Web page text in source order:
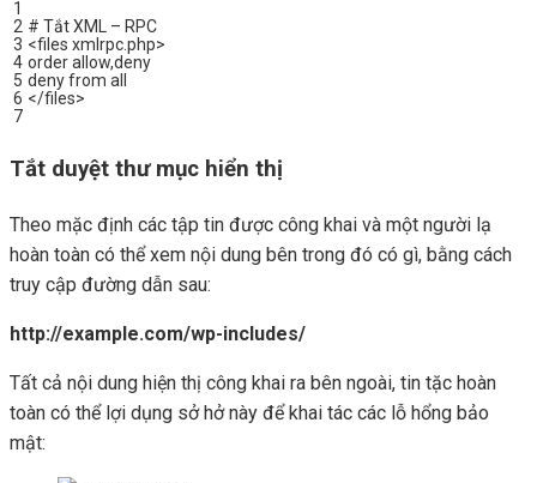
1
2
3
4
5
6
7
# Tắt XML – RPC
<files xmlrpcphp>
orderallow,deny
denyfrom all
</files>
Tắt duyệt thư mục hiển thị
Theo mặc định các tập tin được công khai và một người lạ
hoàn toàn có thể xem nội dung bên trong đó có gì, bằng cách
truy cập đường dẫn sau:
http://example.com/wp-includes/
Tất cả nội dung hiện thị công khai ra bên ngoài, tin tặc hoàn
toàn có thể lợi dụng sở hở này để khai tác các lỗ hổng bảo
mật: